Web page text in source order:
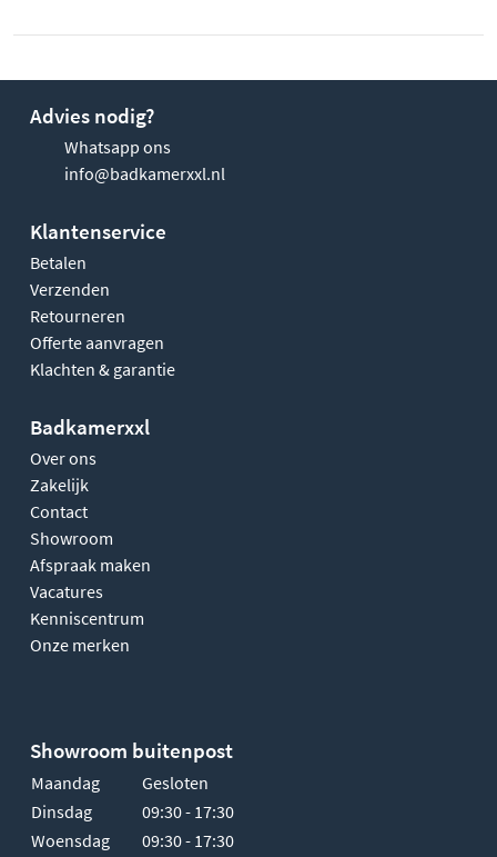
Advies nodig?
Whatsapp ons
info@badkamerxxl.nl
Klantenservice
Betalen
Verzenden
Retourneren
Offerte aanvragen
Klachten & garantie
Badkamerxxl
Over ons
Zakelijk
Contact
Showroom
Afspraak maken
Vacatures
Kenniscentrum
Onze merken
Showroom buitenpost
Maandag
Gesloten
Dinsdag
09:30 - 17:30
Woensdag
09:30 - 17:30